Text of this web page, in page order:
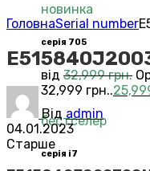
новинка
серія 705
від 32,999грн.
32,999 грн..
бестселер
серія i7
ГоловнаSerial number
Від admin
04.01.2023
Старше